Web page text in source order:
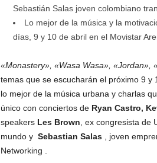
Sebastián Salas joven colombiano
Lo mejor de la música y la
días, 9 y 10 de abril en el Movistar
«Monastery», «Wasa Wasa», «Jordan»,
temas que se escucharán el próximo 9 y
lo mejor de la música urbana y charlas
único con conciertos de Ryan Castro,
speakers Les Brown , ex congresista
mundo y Sebastian Salas, joven
Networking .